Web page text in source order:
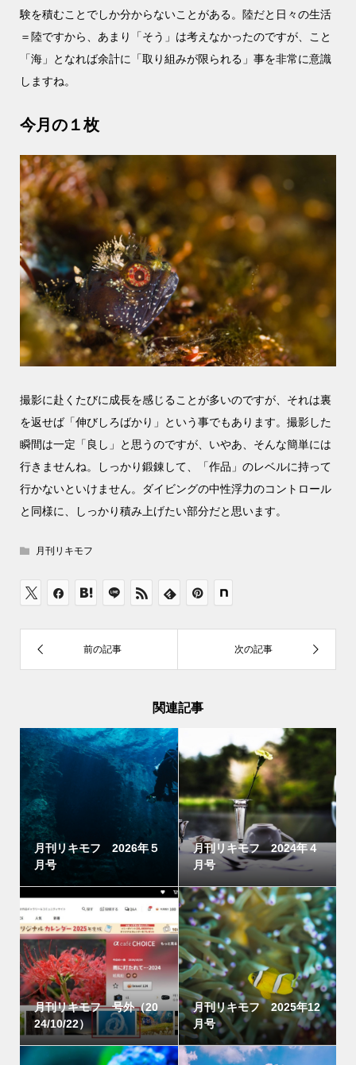
験を積むことでしか分からないことがある。陸だと日々の生活
＝陸ですから、あまり「そう」は考えなかったのですが、こと
「海」となれば余計に「取り組みが限られる」事を非常に意識
しますね。
今月の１枚
撮影に赴くたびに成長を感じることが多いのですが、それは裏
を返せば「伸びしろばかり」という事でもあります。撮影した
瞬間は一定「良し」と思うのですが、いやあ、そんな簡単には
行きませんね。しっかり鍛錬して、「作品」のレベルに持って
行かないといけません。ダイビングの中性浮力のコントロール
と同様に、しっかり積み上げたい部分だと思います。
月刊リキモフ
関連記事
月刊リキモフ 2026年５
月号
月刊リキモフ 2024年４
月号
月刊リキモフ 号外（20
24/10/22）
月刊リキモフ 2025年12
月号